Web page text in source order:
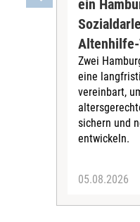
ein
Zwei
eine
vereinbart,
sichern und
entwickeln.
05.08.2026